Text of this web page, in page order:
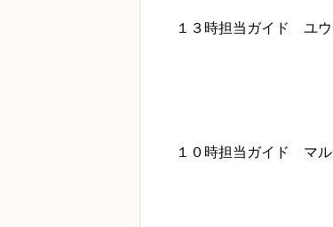
１３時担当ガイド ユウ
１０時担当ガイド マル